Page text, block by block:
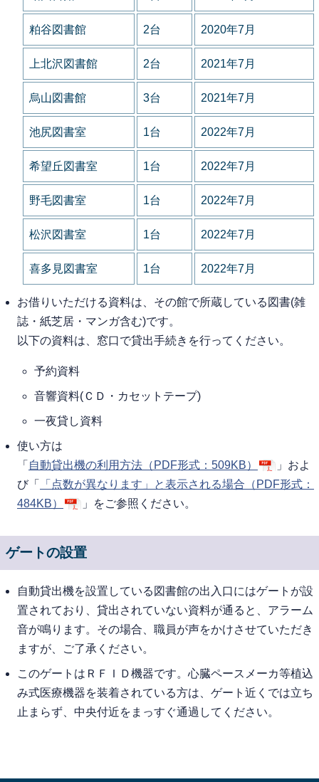
粕谷図書館 2台 2020年7月
上北沢図書館 2台 2021年7月
烏山図書館 3台 2021年7月
池尻図書室 1台 2022年7月
希望丘図書室 1台 2022年7月
野毛図書室 1台 2022年7月
松沢図書室 1台 2022年7月
喜多見図書室 1台 2022年7月
お借りいただける資料は、その館で所蔵している図書(雑
誌・紙芝居・マンガ含む)です。
以下の資料は、窓口で貸出手続きを行ってください。
予約資料
音響資料(ＣＤ・カセットテープ)
一夜貸し資料
使い方は
「 自動貸出機の利用方法（PDF形式：509KB）
」およ
び「
「点数が異なります」と表示される場合（PDF形式：
484KB）
」をご参照ください。
ゲートの設置
自動貸出機を設置している図書館の出入口にはゲートが設
置されており、貸出されていない資料が通ると、アラーム
音が鳴ります。その場合、職員が声をかけさせていただき
ますが、ご了承ください。
このゲートはＲＦＩＤ機器です。心臓ペースメーカ等植込
み式医療機器を装着されている方は、ゲート近くでは立ち
止まらず、中央付近をまっすぐ通過してください。